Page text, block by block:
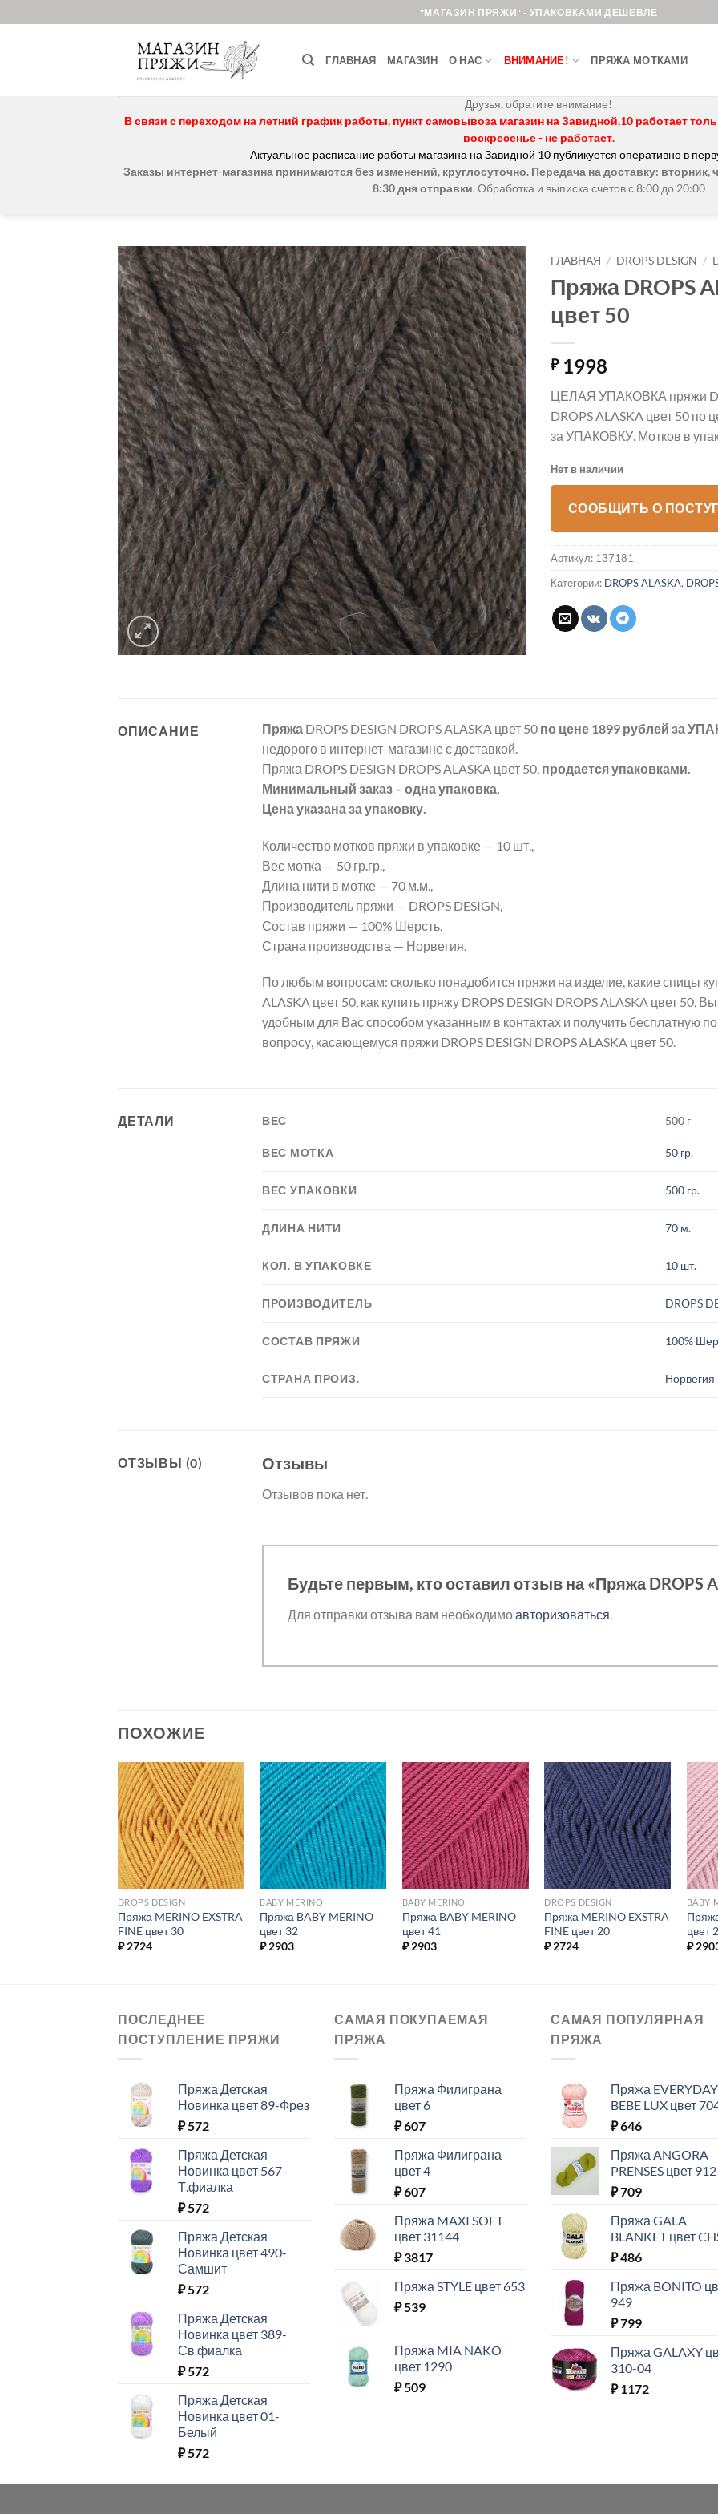
to
"МАГАЗИН ПРЯЖИ" - УПАКОВКАМИ ДЕШЕВЛЕ
ГЛАВНАЯ МАГАЗИН О НАС ВНИМАНИЕ! ПРЯЖА МОТКАМИ
Друзья, обратите внимание!
В связи с переходом на летний график работы, пункт самовывоза магазин на Завидной,10 работает
воскресенье - не работает.
Актуальное расписание работы магазина на Завидной 10 публикуется оперативно в
Заказы интернет-магазина принимаются без изменений, круглосуточно. Передача на доставку: вторник,
8:30 дня отправки. Обработка и выписка счетов с 8:00 до 20:00
Добавить в
избранное.
ГЛАВНАЯ / DROPS DESIGN /
Пряжа DROPS
цвет 50
₽1998
ЦЕЛАЯ УПАКОВКА пряжи
DROPS ALASKA цвет 50 по
за УПАКОВКУ. Мотков в
Нет в наличии
СООБЩИТЬ О
Артикул: 137181
Категории: DROPS ALASKA,
ОПИСАНИЕ Пряжа DROPS DESIGN DROPS ALASKA цвет 50 по цене 1899 рублей за
недорого в интернет-магазине с доставкой.
Пряжа DROPS DESIGN DROPS ALASKA цвет 50, продается упаковками.
Минимальный заказ – одна упаковка.
Цена указана за упаковку.
Количество мотков пряжи в упаковке — 10 шт.,
Вес мотка — 50 гр.гр.,
Длина нити в мотке — 70 м.м.,
Производитель пряжи — DROPS DESIGN,
Состав пряжи — 100% Шерсть,
Страна производства — Норвегия.
По любым вопросам: сколько понадобится пряжи на изделие, какие спицы
ALASKA цвет 50, как купить пряжу DROPS DESIGN DROPS ALASKA цвет 50,
удобным для Вас способом указанным в контактах и получить бесплатную
вопросу, касающемуся пряжи DROPS DESIGN DROPS ALASKA цвет 50.
ДЕТАЛИ ВЕС 500 г
ВЕС МОТКА 50 гр.
ВЕС УПАКОВКИ 500 гр.
ДЛИНА НИТИ 70 м.
КОЛ. В УПАКОВКЕ 10 шт.
ПРОИЗВОДИТЕЛЬ DROPS
СОСТАВ ПРЯЖИ 100%
СТРАНА ПРОИЗ. Норвегия
ОТЗЫВЫ (0) Отзывы
Отзывов пока нет.
Будьте первым, кто оставил отзыв на «Пряжа DROPS
Для отправки отзыва вам необходимоавторизоваться.
ПОХОЖИЕ
Добавить в
избранное.
DROPS DESIGN
Пряжа MERINO EXSTRA
FINE цвет 30
₽2724
Добавить в
избранное.
BABY MERINO
Пряжа BABY MERINO
цвет 32
₽2903
Добавить в
избранное.
BABY MERINO
Пряжа BABY MERINO
цвет 41
₽2903
Добавить в
избранное.
DROPS DESIGN
Пряжа MERINO EXSTRA
FINE цвет 20
₽2724
BABY
цвет
₽
ПОСЛЕДНЕЕ
ПОСТУПЛЕНИЕ ПРЯЖИ
Пряжа Детская
Новинка цвет 89-Фрез
₽572
Пряжа Детская
Новинка цвет 567-
Т.фиалка
₽572
Пряжа Детская
Новинка цвет 490-
Самшит
₽572
Пряжа Детская
Новинка цвет 389-
Св.фиалка
₽572
Пряжа Детская
Новинка цвет 01-
Белый
₽572
САМАЯ ПОКУПАЕМАЯ
ПРЯЖА
Пряжа Филиграна
цвет 6
₽607
Пряжа Филиграна
цвет 4
₽607
Пряжа MAXI SOFT
цвет 31144
₽3817
Пряжа STYLE цвет 653
₽539
Пряжа MIA NAKO
цвет 1290
₽509
САМАЯ ПОПУЛЯРНАЯ
ПРЯЖА
Пряжа EVERYDAY
BEBE LUX цвет
₽646
Пряжа ANGORA
PRENSES цвет 912
₽709
Пряжа GALA
BLANKET цвет
₽486
Пряжа BONITO
949
₽799
Пряжа GALAXY
310-04
₽1172